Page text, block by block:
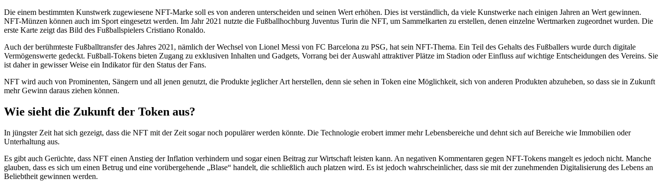
Die einem bestimmten Kunstwerk zugewiesene NFT-Marke soll es von anderen unterscheiden und seinen Wert erhöhen. Dies ist verständlich, da viele Kunstwerke nach einigen Jahren an Wert gewinnen.
NFT-Münzen können auch im Sport eingesetzt werden. Im Jahr 2021 nutzte die Fußballhochburg Juventus Turin die NFT, um Sammelkarten zu erstellen, denen einzelne Wertmarken zugeordnet wurden. Die
erste Karte zeigt das Bild des Fußballspielers Cristiano Ronaldo.
Auch der berühmteste Fußballtransfer des Jahres 2021, nämlich der Wechsel von Lionel Messi von FC Barcelona zu PSG, hat sein NFT-Thema. Ein Teil des Gehalts des Fußballers wurde durch digitale
Vermögenswerte gedeckt. Fußball-Tokens bieten Zugang zu exklusiven Inhalten und Gadgets, Vorrang bei der Auswahl attraktiver Plätze im Stadion oder Einfluss auf wichtige Entscheidungen des Vereins. Sie
ist daher in gewisser Weise ein Indikator für den Status der Fans.
NFT wird auch von Prominenten, Sängern und all jenen genutzt, die Produkte jeglicher Art herstellen, denn sie sehen in Token eine Möglichkeit, sich von anderen Produkten abzuheben, so dass sie in Zukunft
mehr Gewinn daraus ziehen können.
Wie sieht die Zukunft der Token aus?
In jüngster Zeit hat sich gezeigt, dass die NFT mit der Zeit sogar noch populärer werden könnte. Die Technologie erobert immer mehr Lebensbereiche und dehnt sich auf Bereiche wie Immobilien oder
Unterhaltung aus.
Es gibt auch Gerüchte, dass NFT einen Anstieg der Inflation verhindern und sogar einen Beitrag zur Wirtschaft leisten kann. An negativen Kommentaren gegen NFT-Tokens mangelt es jedoch nicht. Manche
glauben, dass es sich um einen Betrug und eine vorübergehende „Blase“ handelt, die schließlich auch platzen wird. Es ist jedoch wahrscheinlicher, dass sie mit der zunehmenden Digitalisierung des Lebens an
Beliebtheit gewinnen werden.